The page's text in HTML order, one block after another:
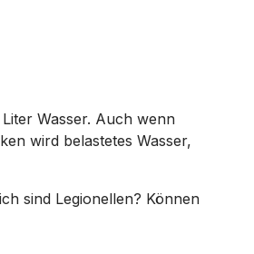
Wasser. Auch wenn
wird belastetes Wasser,
sind Legionellen? Können